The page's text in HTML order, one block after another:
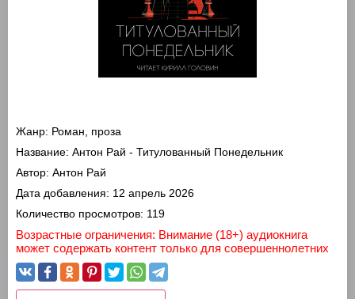
Жанр: Роман, проза
Название: Антон Рай - Титулованный Понедельник
Автор: Антон Рай
Дата добавления: 12 апрель 2026
Количество просмотров: 119
Возрастные ограничения: Внимание (18+) аудиокнига
может содержать контент только для совершеннолетних